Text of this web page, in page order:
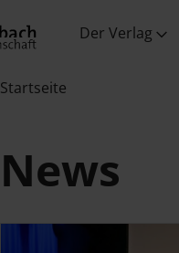
Der Verlag
Startseite
News